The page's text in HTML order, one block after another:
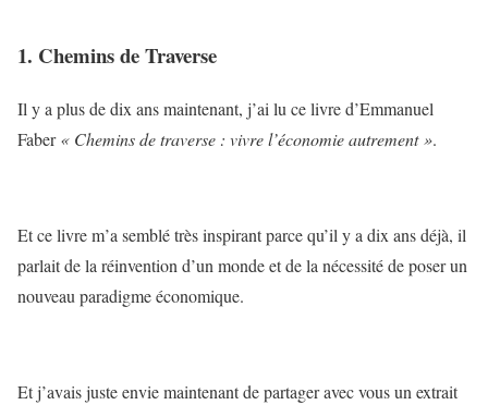
1. Chemins de Traverse
Il y a plus de dix ans maintenant, j’ai lu ce livre d’Emmanuel
Faber« Chemins de traverse : vivre l’économie autrement ».
Et ce livre m’a semblé très inspirant parce qu’il y a dix ans déjà, il
parlait de la réinvention d’un monde et de la nécessité de poser un
nouveau paradigme économique.
Et j’avais juste envie maintenant de partager avec vous un extrait